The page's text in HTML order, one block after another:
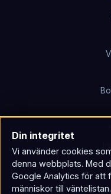
© 2026 Neutronium:
Din integritet
Vi använder cookies
denna webbplats. Med
Google Analytics för att
människor till